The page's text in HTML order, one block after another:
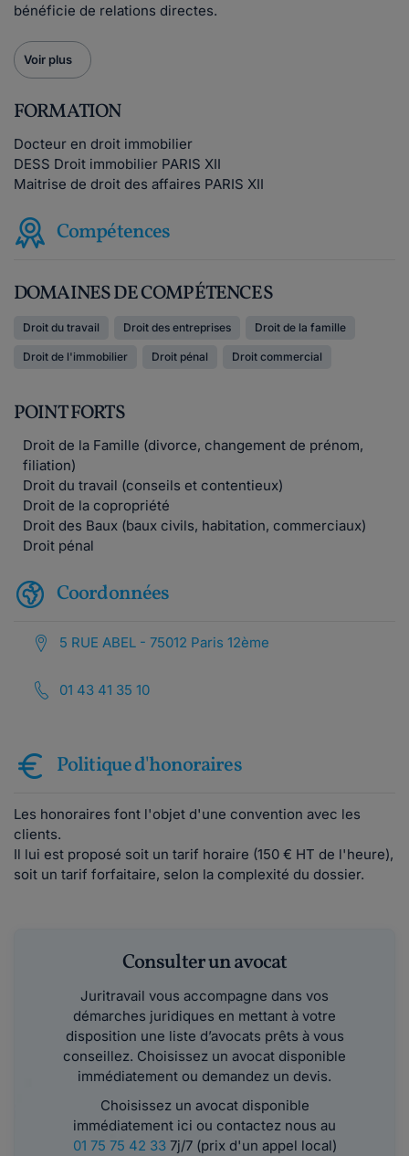
bénéficie de relations directes.
Voir plus
FORMATION
Docteur en droit immobilier
DESS Droit immobilier PARIS XII
Maitrise de droit des affaires PARIS XII
Compétences
DOMAINES DE COMPÉTENCES
Droit du travail Droit des entreprises Droit de la famille
Droit de l'immobilier Droit pénal Droit commercial
POINT FORTS
Droit de la Famille (divorce, changement de prénom,
filiation)
Droit du travail (conseils et contentieux)
Droit de la copropriété
Droit des Baux (baux civils, habitation, commerciaux)
Droit pénal
Coordonnées
5 RUE ABEL - 75012 Paris 12ème
01 43 41 35 10
Politique d'honoraires
Les honoraires font l'objet d'une convention avec les
clients.
Il lui est proposé soit un tarif horaire (150 € HT de l'heure),
soit un tarif forfaitaire, selon la complexité du dossier.
Consulter un avocat
Juritravail vous accompagne dans vos
démarches juridiques en mettant à votre
disposition une liste d’avocats prêts à vous
conseillez. Choisissez un avocat disponible
immédiatement ou demandez un devis.
Choisissez un avocat disponible
immédiatement ici ou contactez nous au
01 75 75 42 337j/7 (prix d'un appel local)